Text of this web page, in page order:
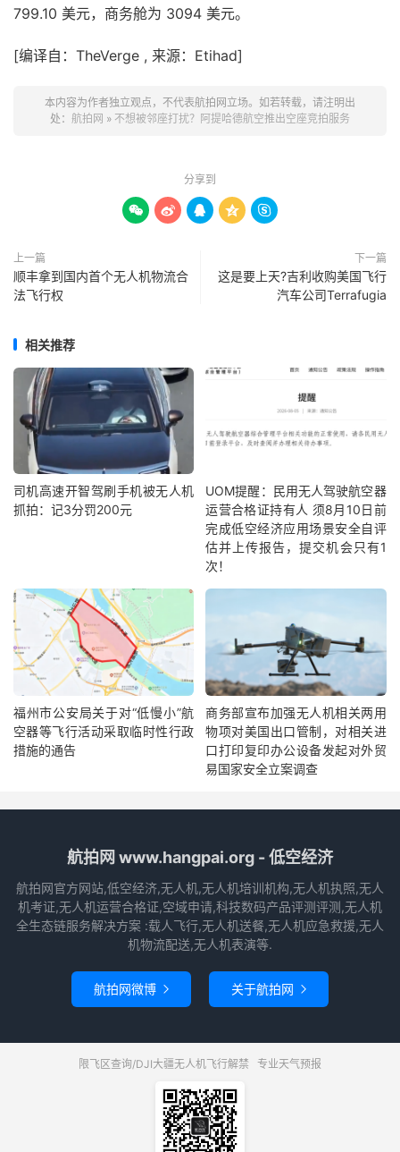
799.10 美元，商务舱为 3094 美元。
[编译自：TheVerge , 来源：Etihad]
本内容为作者独立观点，不代表航拍网立场。如若转载，请注明出
处： 航拍网 » 不想被邻座打扰？阿提哈德航空推出空座竞拍服务
分享到
    
上一篇
顺丰拿到国内首个无人机物流合
法飞行权
下一篇
这是要上天?吉利收购美国飞行
汽车公司Terrafugia
相关推荐
司机高速开智驾刷手机被无人机
抓拍：记3分罚200元
UOM提醒：民用无人驾驶航空器
运营合格证持有人 须8月10日前
完成低空经济应用场景安全自评
估并上传报告，提交机会只有1
次！
福州市公安局关于对“低慢小”航
空器等飞行活动采取临时性行政
措施的通告
商务部宣布加强无人机相关两用
物项对美国出口管制，对相关进
口打印复印办公设备发起对外贸
易国家安全立案调查
航拍网 www.hangpai.org - 低空经济
航拍网官方网站,低空经济,无人机,无人机培训机构,无人机执照,无人
机考证,无人机运营合格证,空域申请,科技数码产品评测评测,无人机
全生态链服务解决方案 :载人飞行,无人机送餐,无人机应急救援,无人
机物流配送,无人机表演等.
航拍网微博  关于航拍网 
限飞区查询/DJI大疆无人机飞行解禁 专业天气预报